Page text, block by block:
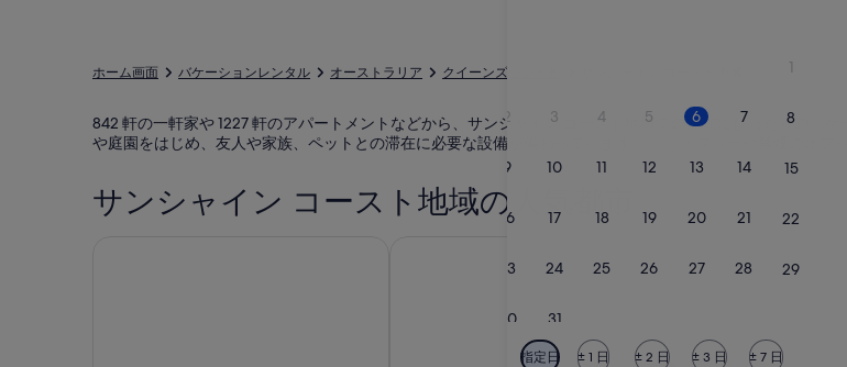
月
は
2026
年
August
2026
年
で
1
2 3 4 5 6 7 8
9 10 11 12 13 14 15
16 17 18 19 20 21 22
23 24 25 26 27 28 29
30 31
指定日 ± 1 日 ± 2 日 ± 3 日 ± 7 日
ホーム画面 バケーションレンタル オーストラリア クイーンズランド州
842 軒の一軒家や 1227 軒のアパートメントなどから、サンシャイン コースト地域での滞在にぴったりのバ
や庭園をはじめ、友人や家族、ペットとの滞在に必要な設備が備わっています。 バリアフリーや禁煙のオプ
サンシャイン コースト地域の人気都市